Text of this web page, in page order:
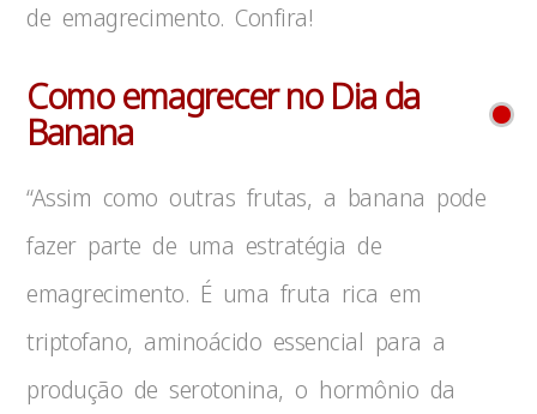
de emagrecimento. Confira!
Como emagrecer no Dia da
Banana
“Assim como outras frutas, a banana pode
fazer parte de uma estratégia de
emagrecimento. É uma fruta rica em
triptofano, aminoácido essencial para a
produção de serotonina, o hormônio da